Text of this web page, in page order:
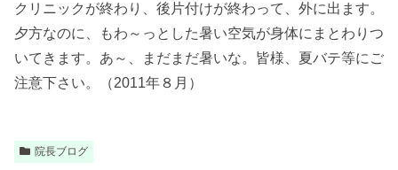
クリニックが終わり、後片付けが終わって、外に出ます。
夕方なのに、もわ～っとした暑い空気が身体にまとわりつ
いてきます。あ～、まだまだ暑いな。皆様、夏バテ等にご
注意下さい。
（2011年８月）
院長ブログ